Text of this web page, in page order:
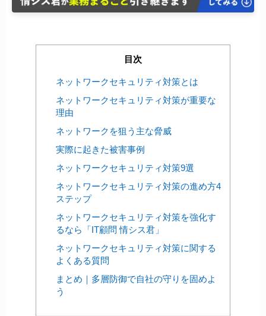
目次
ネットワークセキュリティ対策とは
ネットワークセキュリティ対策が重要な
理由
ネットワークを狙う主な脅威
実際に起きた被害事例
ネットワークセキュリティ対策9選
ネットワークセキュリティ対策の進め方4
ステップ
ネットワークセキュリティ対策を強化す
るなら「IT顧問 情シス君」
ネットワークセキュリティ対策に関する
よくある質問
まとめ｜多層防御で自社の守りを固めよ
う